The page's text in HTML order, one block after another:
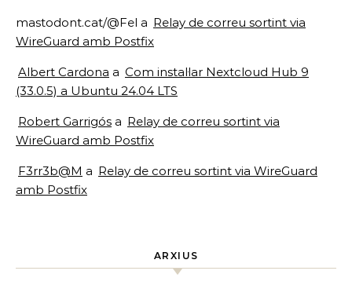
mastodont.cat/@Fel a Relay de correu sortint via
WireGuard amb Postfix
Albert Cardona a Com instal·lar Nextcloud Hub 9
(33.0.5) a Ubuntu 24.04 LTS
Robert Garrigós a Relay de correu sortint via
WireGuard amb Postfix
F3rr3b@M a Relay de correu sortint via WireGuard
amb Postfix
ARXIUS